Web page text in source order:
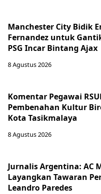
Manchester City Bidik
Fernandez untuk
PSG Incar Bintang Ajax
8 Agustus 2026
Komentar Pegawai
Pembenahan Kultur
Kota Tasikmalaya
8 Agustus 2026
Jurnalis Argentina: AC
Layangkan Tawaran
Leandro Paredes